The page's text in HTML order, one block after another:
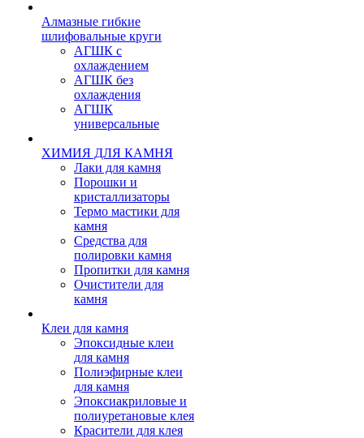
Алмазные гибкие
шлифовальные круги
АГШК с
охлаждением
АГШК без
охлаждения
АГШК
универсальные
ХИМИЯ ДЛЯ КАМНЯ
Лаки для камня
Порошки и
кристаллизаторы
Термо мастики для
камня
Средства для
полировки камня
Пропитки для камня
Очистители для
камня
Клеи для камня
Эпоксидные клеи
для камня
Полиэфирные клеи
для камня
Эпоксиакриловые и
полиуретановые клея
Красители для клея